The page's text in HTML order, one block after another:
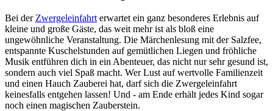
Bei der Zwergeleinfahrt erwartet ein ganz besonderes Erlebnis auf
kleine und große Gäste, das weit mehr ist als bloß eine
ungewöhnliche Veranstaltung. Die Märchenlesung mit der Salzfee,
entspannte Kuschelstunden auf gemütlichen Liegen und fröhliche
Musik entführen dich in ein Abenteuer, das nicht nur sehr gesund ist,
sondern auch viel Spaß macht. Wer Lust auf wertvolle Familienzeit
und einen Hauch Zauberei hat, darf sich die Zwergeleinfahrt
keinesfalls entgehen lassen! Und - am Ende erhält jedes Kind sogar
noch einen magischen Zauberstein.